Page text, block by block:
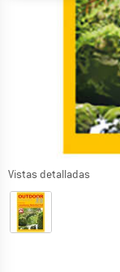
Vistas detalladas